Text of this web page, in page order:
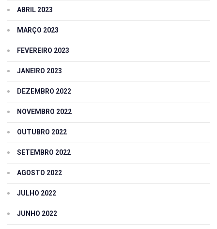
ABRIL 2023
MARÇO 2023
FEVEREIRO 2023
JANEIRO 2023
DEZEMBRO 2022
NOVEMBRO 2022
OUTUBRO 2022
SETEMBRO 2022
AGOSTO 2022
JULHO 2022
JUNHO 2022